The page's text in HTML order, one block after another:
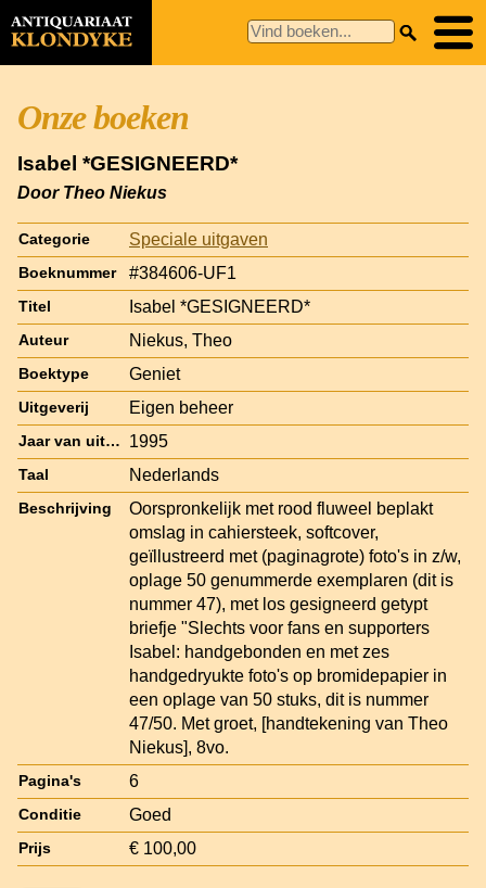
Onze boeken
Isabel *GESIGNEERD*
Door Theo Niekus
Categorie Speciale uitgaven
Boeknummer #384606-UF1
Titel Isabel *GESIGNEERD*
Auteur Niekus, Theo
Boektype Geniet
Uitgeverij Eigen beheer
Jaar van uitgave 1995
Taal Nederlands
Beschrijving
Oorspronkelijk met rood fluweel beplakt
omslag in cahiersteek, softcover,
geïllustreerd met (paginagrote) foto's in z/w,
oplage 50 genummerde exemplaren (dit is
nummer 47), met los gesigneerd getypt
briefje "Slechts voor fans en supporters
Isabel: handgebonden en met zes
handgedryukte foto's op bromidepapier in
een oplage van 50 stuks, dit is nummer
47/50. Met groet, [handtekening van Theo
Niekus], 8vo.
Pagina's 6
Conditie Goed
Prijs € 100,00